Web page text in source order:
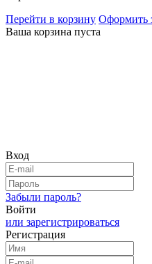
Перейти в корзину Оформить
Ваша корзина пуста
Вход
Забыли пароль?
Войти
или зарегистрироваться
Регистрация